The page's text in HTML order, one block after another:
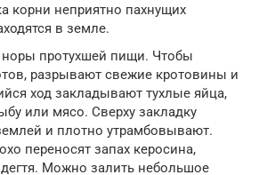
корни неприятно пахнущих
в земле.
норы протухшей пищи. Чтобы
разрывают свежие кротовины и
ход закладывают тухлые яйца,
или мясо. Сверху закладку
и плотно утрамбовывают.
переносят запах керосина,
Можно залить небольшое